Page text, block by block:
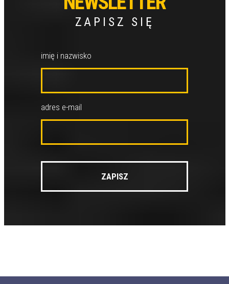
ZAPISZ SIĘ
imię i nazwisko
adres e-mail